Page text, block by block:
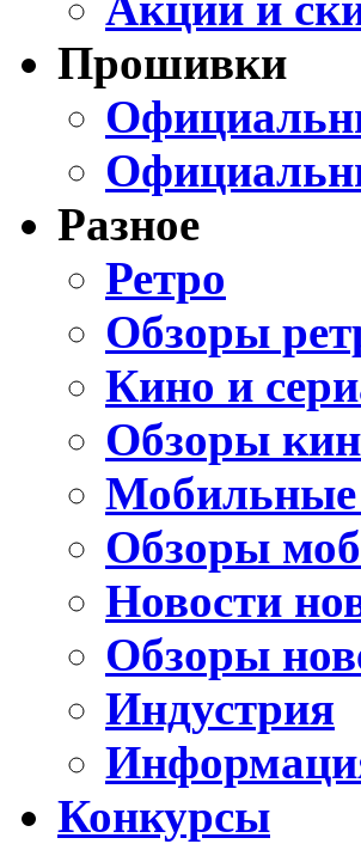
Прошивки
Разное
Ретро
Обзоры
Кино и
Обзоры
Обзоры
Новости
Обзоры
Индустрия
Конкурсы